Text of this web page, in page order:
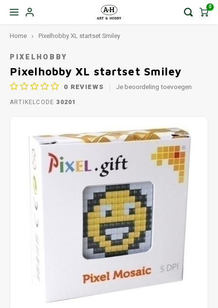
0
Home Pixelhobby XL startset Smiley
PIXELHOBBY
Pixelhobby XL startset Smiley
0 REVIEWS Je beoordeling toevoegen
ARTIKELCODE 30201